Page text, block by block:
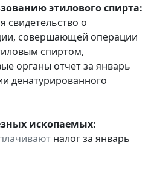
этилового спирта:
свидетельство о
совершающей операции
спиртом,
органы отчет за январь
денатурированного
ископаемых:
налог за январь